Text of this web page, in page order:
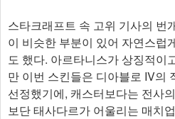
스타크래프트 속 고위 기사의 번
이 비슷한 부분이 있어 자연스럽
도 했다. 아르타니스가 상징적이
만 이번 스킨들은 디아블로 IV의
선정했기에, 캐스터보다는 전사
보단 태사다르가 어울리는 매치